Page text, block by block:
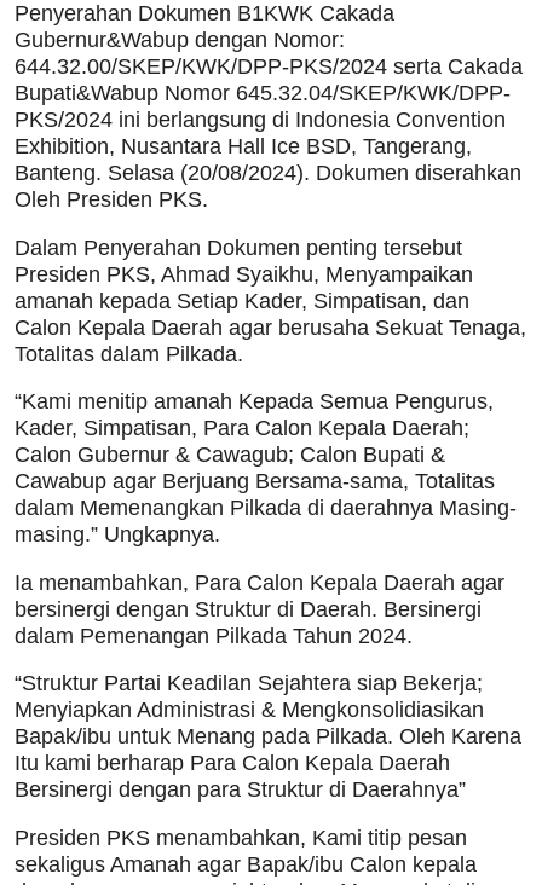
Penyerahan Dokumen B1KWK Cakada
Gubernur&Wabup dengan Nomor:
644.32.00/SKEP/KWK/DPP-PKS/2024 serta Cakada
Bupati&Wabup Nomor 645.32.04/SKEP/KWK/DPP-
PKS/2024 ini berlangsung di Indonesia Convention
Exhibition, Nusantara Hall Ice BSD, Tangerang,
Banteng. Selasa (20/08/2024). Dokumen diserahkan
Oleh Presiden PKS.
Dalam Penyerahan Dokumen penting tersebut
Presiden PKS, Ahmad Syaikhu, Menyampaikan
amanah kepada Setiap Kader, Simpatisan, dan
Calon Kepala Daerah agar berusaha Sekuat Tenaga,
Totalitas dalam Pilkada.
“Kami menitip amanah Kepada Semua Pengurus,
Kader, Simpatisan, Para Calon Kepala Daerah;
Calon Gubernur & Cawagub; Calon Bupati &
Cawabup agar Berjuang Bersama-sama, Totalitas
dalam Memenangkan Pilkada di daerahnya Masing-
masing.” Ungkapnya.
Ia menambahkan, Para Calon Kepala Daerah agar
bersinergi dengan Struktur di Daerah. Bersinergi
dalam Pemenangan Pilkada Tahun 2024.
“Struktur Partai Keadilan Sejahtera siap Bekerja;
Menyiapkan Administrasi & Mengkonsolidiasikan
Bapak/ibu untuk Menang pada Pilkada. Oleh Karena
Itu kami berharap Para Calon Kepala Daerah
Bersinergi dengan para Struktur di Daerahnya”
Presiden PKS menambahkan, Kami titip pesan
sekaligus Amanah agar Bapak/ibu Calon kepala